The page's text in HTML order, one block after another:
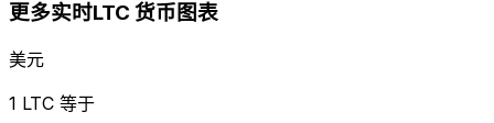
更多实时LTC 货币图表
美元
1 LTC 等于